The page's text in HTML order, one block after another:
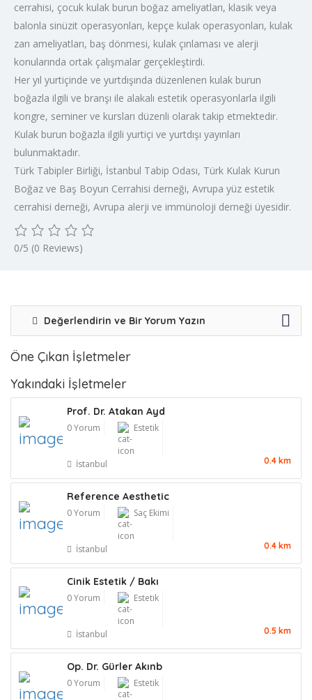
cerrahisi, çocuk kulak burun boğaz ameliyatları, klasik veya
balonla sinüzit operasyonları, kepçe kulak operasyonları, kulak
zarı ameliyatları, baş dönmesi, kulak çınlaması ve alerji
konularında ortak çalışmalar gerçekleştirdi.
Her yıl yurtiçinde ve yurtdışında düzenlenen kulak burun
boğazla ilgili ve branşı ile alakalı estetik operasyonlarla ilgili
kongre, seminer ve kursları düzenli olarak takip etmektedir.
Kulak burun boğazla ilgili yurtiçi ve yurtdışı yayınları
bulunmaktadır.
Türk Tabipler Birliği, İstanbul Tabip Odası, Türk Kulak Kurun
Boğaz ve Baş Boyun Cerrahisi derneği, Avrupa yüz estetik
cerrahisi derneği, Avrupa alerji ve immünoloji derneği üyesidir.
0/5 (0 Reviews)
Değerlendirin ve Bir Yorum Yazın
Öne Çıkan İşletmeler
Yakındaki İşletmeler
Prof. Dr. Atakan Ayd
0 Yorum Estetik
İstanbul 0.4 km
Reference Aesthetic
0 Yorum Saç Ekimi
İstanbul 0.4 km
Cinik Estetik / Bakı
0 Yorum Estetik
İstanbul 0.5 km
Op. Dr. Gürler Akınb
0 Yorum Estetik